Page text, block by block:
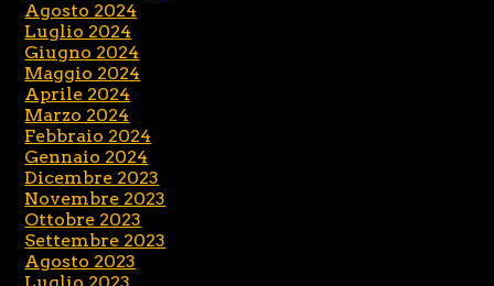
Agosto 2024
Luglio 2024
Giugno 2024
Maggio 2024
Aprile 2024
Marzo 2024
Febbraio 2024
Gennaio 2024
Dicembre 2023
Novembre 2023
Ottobre 2023
Settembre 2023
Agosto 2023